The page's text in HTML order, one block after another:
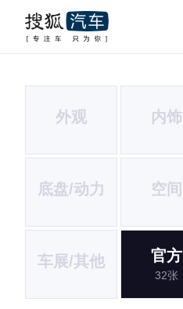
外观 内饰
底盘/动力 空间
车展/其他 官方
32张